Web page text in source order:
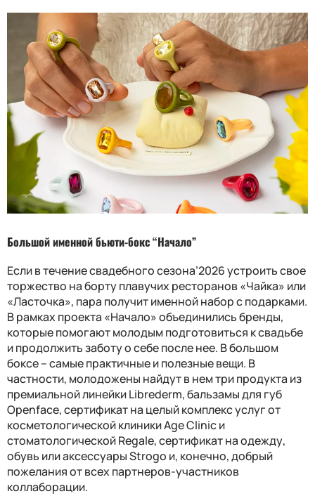
Большой именной бьюти-бокс “Начало”
Если в течение свадебного сезона’2026 устроить свое
торжество на борту плавучих ресторанов «Чайка» или
«Ласточка», пара получит именной набор с подарками.
В рамках проекта «Начало» объединились бренды,
которые помогают молодым подготовиться к свадьбе
и продолжить заботу о себе после нее. В большом
боксе – самые практичные и полезные вещи. В
частности, молодожены найдут в нем три продукта из
премиальной линейкиLibrederm, бальзамы для губ
Openface, сертификат на целый комплекс услуг от
косметологической клиникиAge Clinicи
стоматологическойRegale, сертификат на одежду,
обувь или аксессуарыStrogo и, конечно, добрый
пожелания от всех партнеров-участников
коллаборации.